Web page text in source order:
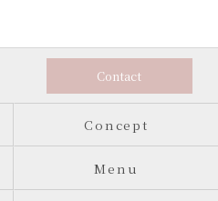
Contact
Concept
Menu